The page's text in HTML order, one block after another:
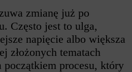
zmianę już po
Często jest to ulga,
napięcie albo większa
złożonych tematach
początkiem procesu, który